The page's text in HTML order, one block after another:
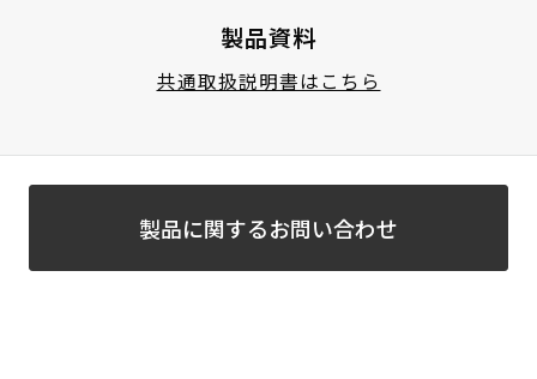
製品資料
共通取扱説明書はこちら
製品に関するお問い合わせ